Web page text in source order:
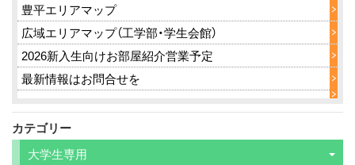
豊平エリアマップ
広域エリアマップ（工学部・学生会館）
2026新入生向けお部屋紹介営業予定
最新情報はお問合せを
カテゴリー
大学生専用